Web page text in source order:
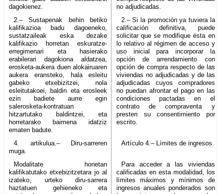
dagokienez.
no adjudicadas.
2.– Sustapenak behin betiko
kalifikazioa badu dagoeneko,
sustatzaileak eska dezake
kalifikazio horretan eskuratze-
erregimenari eta hasierako
erabilerari dagokiona aldatzea,
erosketa-aukera duen alokairuaren
aukera eransteko, hala esleitu
gabeko etxebizitzei, nola
esleitutakoei, baldin eta erosleek
ezin badiete aurre egin
salerosketa-kontratuan
hitzartutako baldintzei, eta
horretarako baimena idatziz
ematen badute.
2.– Si la promoción ya tuviera la
calificación definitiva, puede
solicitar que se modifique ésta en
lo relativo al régimen de acceso y
uso inicial para incorporar la
opción de arrendamiento con
opción de compra respecto de las
viviendas no adjudicadas y de las
adjudicadas cuyos compradores
no puedan afrontar el pago en las
condiciones pactadas en el
contrato de compraventa y
presten su consentimiento por
escrito.
4. artikulua.– Diru-sarreren
muga.
Artículo 4.– Límites de ingresos.
Modalitate honetan
kalifikatutako etxebizitzetara jo al
izateko, urteko diru-sarrera
haztatuen gehieneko eta
Para acceder a las viviendas
calificadas en esta modalidad, los
límites máximos y mínimos de
ingresos anuales ponderados son